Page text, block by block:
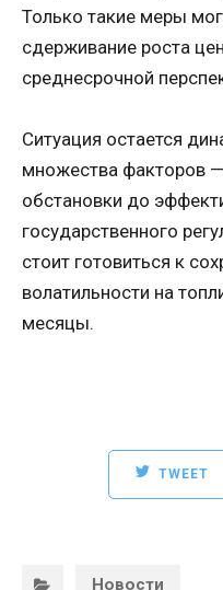
Только такие меры
сдерживание роста
среднесрочной
Ситуация остается
множества факторов
обстановки до
государственного
стоит готовиться к
волатильности на
месяцы.
TWEET
Новости